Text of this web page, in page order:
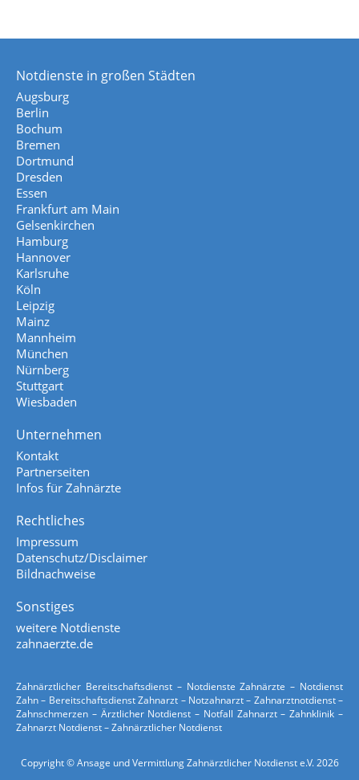
Notdienste in großen Städten
Augsburg
Berlin
Bochum
Bremen
Dortmund
Dresden
Essen
Frankfurt am Main
Gelsenkirchen
Hamburg
Hannover
Karlsruhe
Köln
Leipzig
Mainz
Mannheim
München
Nürnberg
Stuttgart
Wiesbaden
Unternehmen
Kontakt
Partnerseiten
Infos für Zahnärzte
Rechtliches
Impressum
Datenschutz/Disclaimer
Bildnachweise
Sonstiges
weitere Notdienste
zahnaerzte.de
Zahnärztlicher Bereitschaftsdienst – Notdienste Zahnärzte – Notdienst
Zahn – Bereitschaftsdienst Zahnarzt – Notzahnarzt – Zahnarztnotdienst –
Zahnschmerzen – Ärztlicher Notdienst – Notfall Zahnarzt – Zahnklinik –
Zahnarzt Notdienst – Zahnärztlicher Notdienst
Copyright © Ansage und Vermittlung Zahnärztlicher Notdienst e.V. 2026